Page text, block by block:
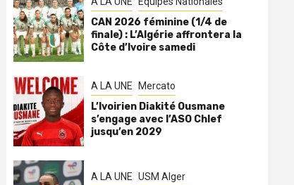
CAN 2026 féminine (1/4 de
finale) : L’Algérie affrontera la
Côte d’Ivoire samedi
A LA UNE Mercato
L’Ivoirien Diakité Ousmane
s’engage avec l’ASO Chlef
jusqu’en 2029
A LA UNE USM Alger